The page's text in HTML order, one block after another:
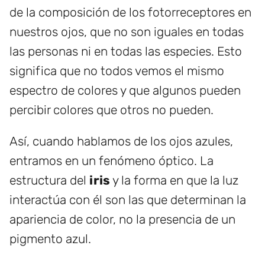
de la composición de los fotorreceptores en
nuestros ojos, que no son iguales en todas
las personas ni en todas las especies. Esto
significa que no todos vemos el mismo
espectro de colores y que algunos pueden
percibir colores que otros no pueden.
Así, cuando hablamos de los ojos azules,
entramos en un fenómeno óptico. La
estructura del iris y la forma en que la luz
interactúa con él son las que determinan la
apariencia de color, no la presencia de un
pigmento azul.